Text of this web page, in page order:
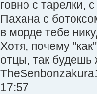
говно с тарелки,
Пахана с
в морде тебе
Хотя, почему
отцы, так будешь
17:57